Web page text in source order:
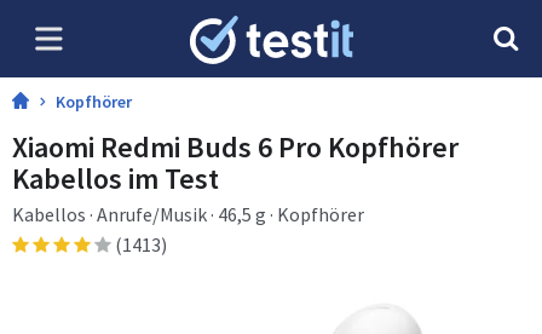
Kopfhörer
Xiaomi Redmi Buds 6 Pro Kopfhörer
Kabellos im Test
Kabellos · Anrufe/Musik · 46,5 g · Kopfhörer
(1413)